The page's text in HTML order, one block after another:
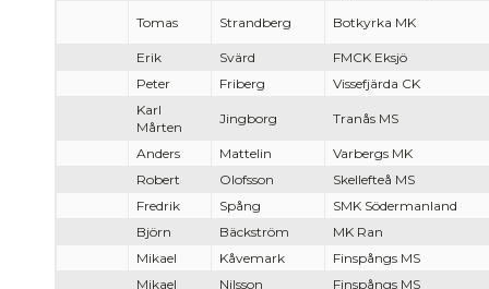
Tomas Strandberg Botkyrka MK
Erik Svärd
FMCK Eksjö
Peter
Friberg
Vissefjärda CK
Karl
Mårten
Jingborg Tranås MS
Anders Mattelin
Varbergs MK
Robert
Olofsson
Skellefteå MS
Fredrik
Spång
SMK Södermanland
Björn
Bäckström
MK Ran
Mikael
Kåvemark
Finspångs MS
Mikael
Nilsson Finspångs MS